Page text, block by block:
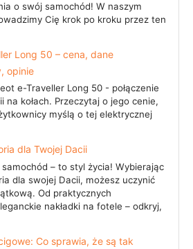
o swój samochód! W naszym
Cię krok po kroku przez ten
Long 50 – cena, dane
opinie
e-Traveller Long 50 - połączenie
na kołach. Przeczytaj o jego cenie,
myślą o tej elektrycznej
dla Twojej Dacii
– to styl życia! Wybierając
dla swojej Dacii, możesz uczynić
Od praktycznych
nakładki na fotele – odkryj,
Co sprawia, że są tak